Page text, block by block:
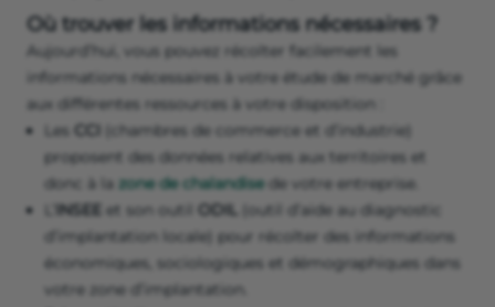
Où trouver les informations nécessaires ?
Aujourd’hui, vous pouvez récolter facilement les
informations nécessaires à votre étude de marché grâce
aux différentes ressources à votre disposition :
Les
(chambres de commerce et d’industrie)
proposent des données relatives aux territoires et
donc à la zone de chalandisede votre entreprise.
INSEE et son outil ODIL
(outil d’aide au diagnostic
d’implantation locale) pour récolter des informations
économiques, sociologiques et démographiques dans
votre zone d’implantation.